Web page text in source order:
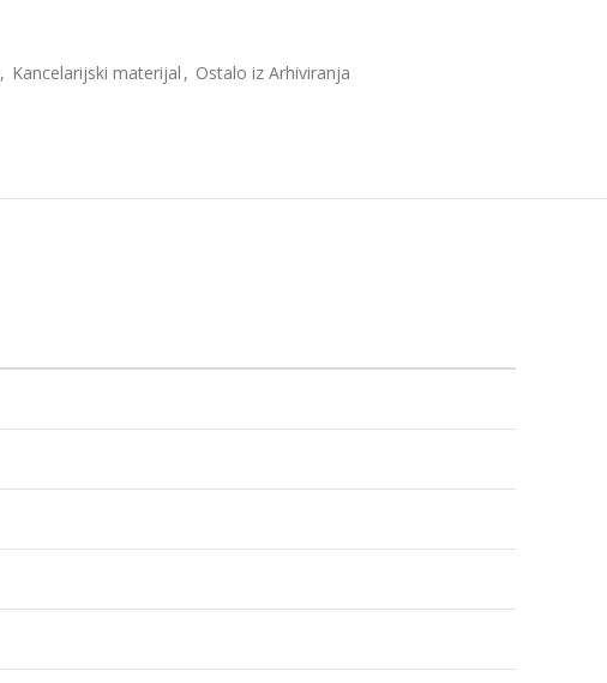
, Kancelarijski materijal , Ostalo iz Arhiviranja